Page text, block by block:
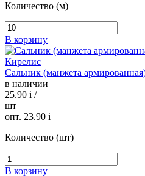
Количество (м)
В корзину
Сальник (манжета
в наличии
25.90 i /
шт
опт. 23.90 i
Количество (шт)
В корзину